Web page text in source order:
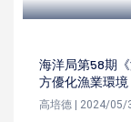
海洋局第58期
方優化漁業環境
高培德 | 2024/05/